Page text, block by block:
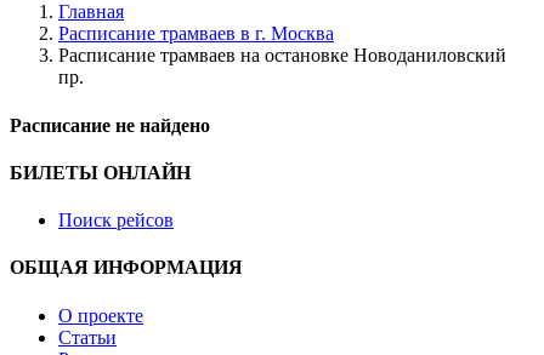
Главная
Расписание трамваев в г. Москва
Расписание трамваев на остановке Новоданиловский
пр.
Расписание не найдено
БИЛЕТЫ ОНЛАЙН
Поиск рейсов
ОБЩАЯ ИНФОРМАЦИЯ
О проекте
Статьи